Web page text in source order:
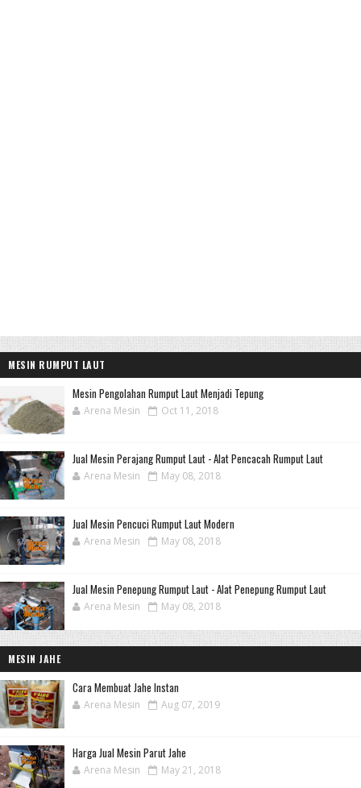
MESIN RUMPUT LAUT
Mesin Pengolahan Rumput Laut Menjadi Tepung
Arena Mesin Oct 11, 2018
Jual Mesin Perajang Rumput Laut - Alat Pencacah Rumput Laut
Arena Mesin May 08, 2018
Jual Mesin Pencuci Rumput Laut Modern
Arena Mesin May 08, 2018
Jual Mesin Penepung Rumput Laut - Alat Penepung Rumput Laut
Arena Mesin May 08, 2018
MESIN JAHE
Cara Membuat Jahe Instan
Arena Mesin Aug 07, 2019
Harga Jual Mesin Parut Jahe
Arena Mesin May 21, 2018